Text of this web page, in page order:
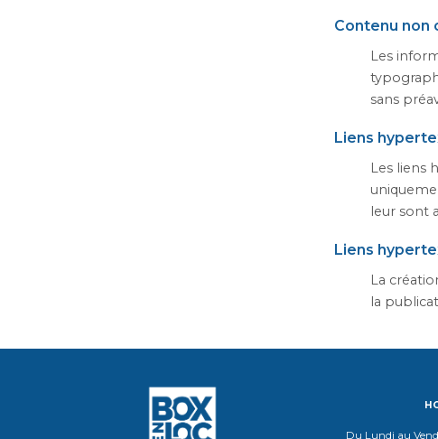
Contenu non
Les
sans
Liens
Les liens
leur sont
Liens
La
la
Du Lundi au